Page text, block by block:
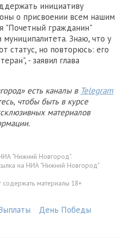
инициативу
о присвоении всем нашим
"Почетный гражданин"
муниципалитета. Знаю, что у
статус, но повторюсь: его
- заявил глава
есть каналы в Telegram
чтобы быть в курсе
материалов
"Нижний Новгород".
на НИА "Нижний Новгород"
материалы 18+
День Победы